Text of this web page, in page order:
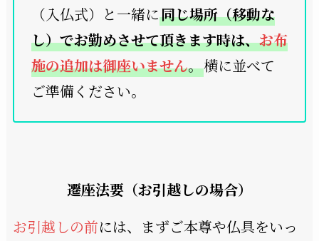
（入仏式）と一緒に同じ場所（移動な
し）でお勤めさせて頂きます時は、お布
施の追加は御座いません。横に並べて
ご準備ください。
遷座法要（お引越しの場合）
お引越しの前には、まずご本尊や仏具をいっ